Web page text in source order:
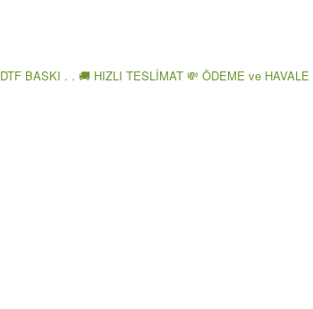
DTF BASKI . . 🚚 HIZLI TESLİMAT 💸 ÖDEME ve HAVALE